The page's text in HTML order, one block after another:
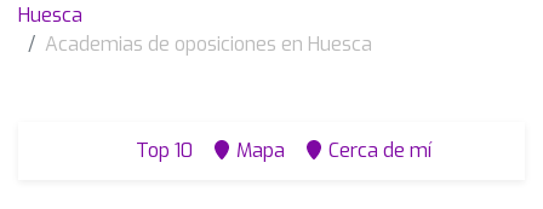
Huesca
Academias de oposiciones en Huesca
Top 10 Mapa Cerca de mí